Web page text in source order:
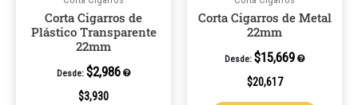
Corta Cigarros de
Plástico Transparente
22mm
Desde: $2,986
$3,930
Corta Cigarros de Metal
22mm
Desde: $15,669
$20,617